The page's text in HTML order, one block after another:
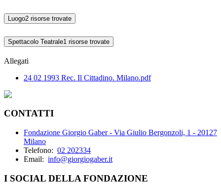
Luogo2 risorse trovate
Spettacolo Teatrale1 risorse trovate
Allegati
24 02 1993 Rec. Il Cittadino. Milano.pdf
CONTATTI
Fondazione Giorgio Gaber - Via Giulio Bergonzoli, 1 - 20127
Milano
Telefono: 02 202334
Email: info@giorgiogaber.it
I SOCIAL DELLA FONDAZIONE